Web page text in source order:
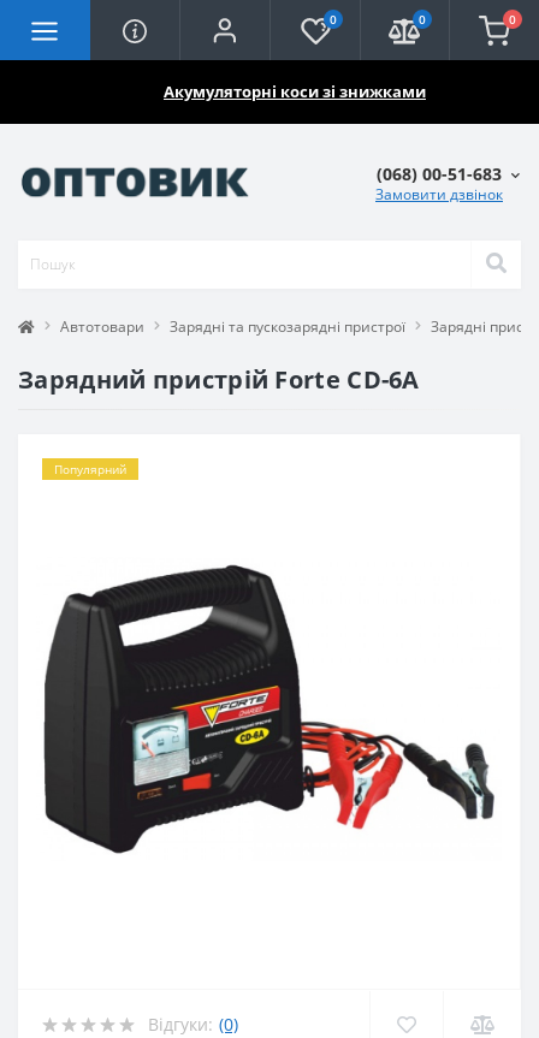
Акумуляторні коси зі знижками
0 0 0
(068) 00-51-683
Замовити дзвінок
Автотовари Зарядні та пускозарядні пристрої Зарядні
Зарядний пристрій Forte CD-6A
Популярний
Відгуки: (0)